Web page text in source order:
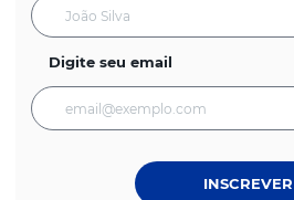
Digite seu email
INSCREVER